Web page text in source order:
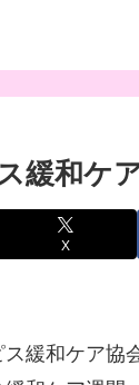
緩和ケ
X
ス緩和ケア協